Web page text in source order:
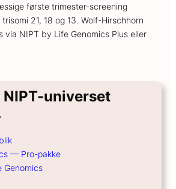
første trimester-screening
21, 18 og 13. Wolf-Hirschhorn
via NIPT by Life Genomics Plus eller
NIPT-universet
— Pro-pakke
Genomics